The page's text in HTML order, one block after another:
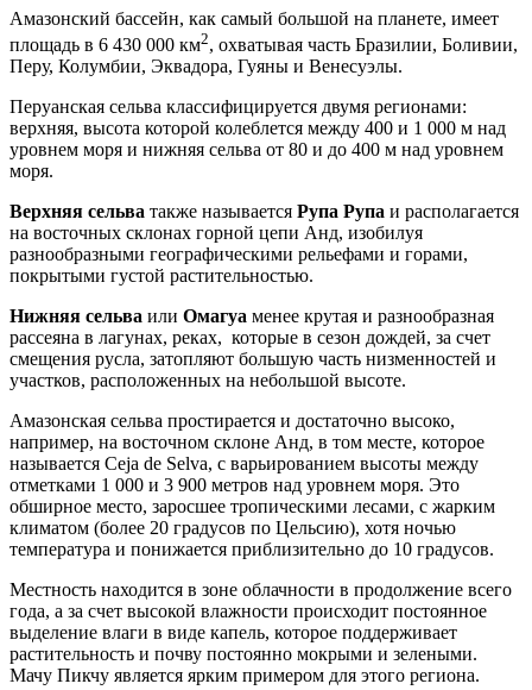
Амазонский бассейн, как самый большой на планете, имеет
площадь в 6 430 000 км2, охватывая часть Бразилии, Боливии,
Перу, Колумбии, Эквадора, Гуяны и Венесуэлы.
Перуанская сельва классифицируется двумя регионами:
верхняя, высота которой колеблется между 400 и 1 000 м над
уровнем моря и нижняя сельва от 80 и до 400 м над уровнем
моря.
Верхняя сельва также называется Рупа Рупа и располагается
на восточных склонах горной цепи Анд, изобилуя
разнообразными географическими рельефами и горами,
покрытыми густой растительностью.
Нижняя сельва или Омагуа менее крутая и разнообразная
рассеяна в лагунах, реках, которые в сезон дождей, за счет
смещения русла, затопляют большую часть низменностей и
участков, расположенных на небольшой высоте.
Амазонская сельва простирается и достаточно высоко,
например, на восточном склоне Анд, в том месте, которое
называется Ceja de Selva, с варьированием высоты между
отметками 1 000 и 3 900 метров над уровнем моря. Это
обширное место, заросшее тропическими лесами, с жарким
климатом (более 20 градусов по Цельсию), хотя ночью
температура и понижается приблизительно до 10 градусов.
Местность находится в зоне облачности в продолжение всего
года, а за счет высокой влажности происходит постоянное
выделение влаги в виде капель, которое поддерживает
растительность и почву постоянно мокрыми и зелеными.
Мачу Пикчу является ярким примером для этого региона.